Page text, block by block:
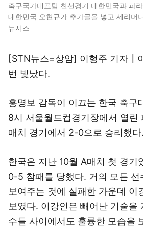
축구국가대표팀 친선경기 대한민국과 파
대한민국 오현규가 추가골을 넣고 세리머
뉴시스
[STN뉴스=상암] 이형주 기자┃
번 빛났다.
홍명보 감독이 이끄는 한국 축구
8시 서울월드컵경기장에서 열린
매치 경기에서 2-0으로 승리했다.
한국은 지난 10월 A매치 첫 경기
0-5 참패를 당했다. 거의 모든 선
보여주는 것에 실패한 가운데 이
보였다. 이강인은 빼어난 기술을
수들 사이에서도 훌륭한 모습을